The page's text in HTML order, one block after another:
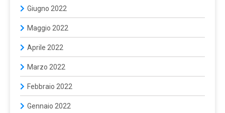
Giugno 2022
Maggio 2022
Aprile 2022
Marzo 2022
Febbraio 2022
Gennaio 2022